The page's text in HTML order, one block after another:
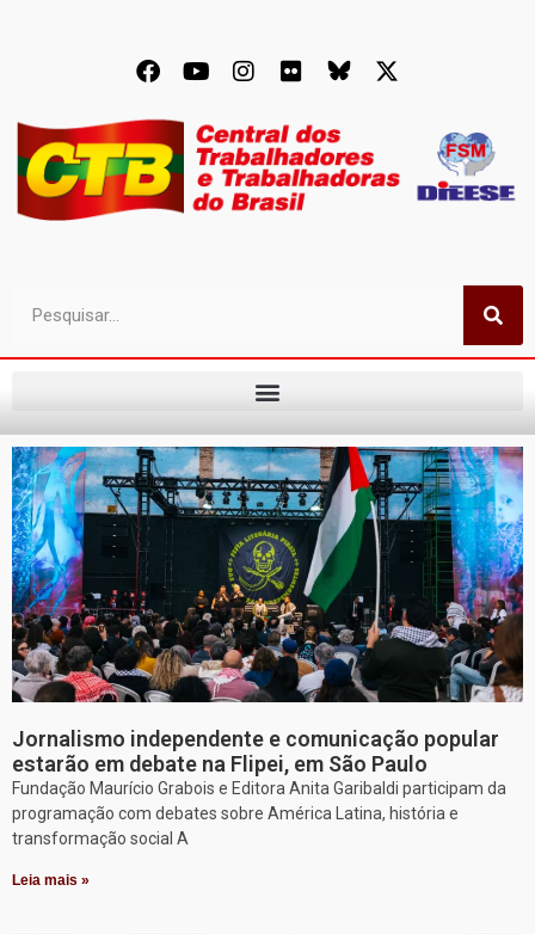
Jornalismo independente e comunicação popular
estarão em debate na Flipei, em São Paulo
Fundação Maurício Grabois e Editora Anita Garibaldi participam da
programação com debates sobre América Latina, história e
transformação social A
Leia mais »